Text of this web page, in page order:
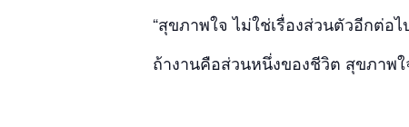
“สุขภาพใจ ไม่ใช่เรื่องส่วนตัวอีกต่อ
ถ้างานคือส่วนหนึ่งของชีวิต สุขภาพ